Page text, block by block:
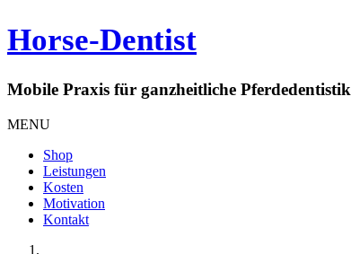
Horse-Dentist
Mobile Praxis für ganzheitliche Pferdedentistik
MENU
Shop
Leistungen
Kosten
Motivation
Kontakt